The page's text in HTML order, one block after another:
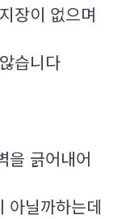
장이 없으며
습니다
을 긁어내어
아닐까하는데